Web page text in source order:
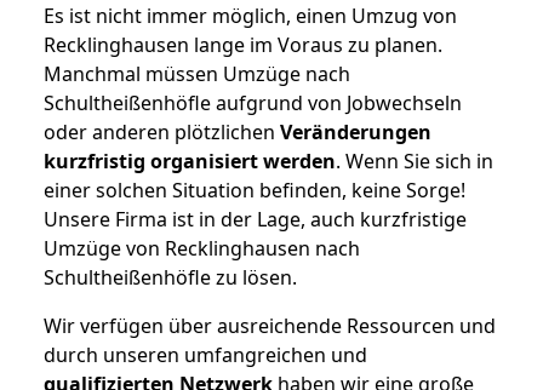
Es ist nicht immer möglich, einen Umzug von
Recklinghausen lange im Voraus zu planen.
Manchmal müssen Umzüge nach
Schultheißenhöfle aufgrund von Jobwechseln
oder anderen plötzlichen Veränderungen
kurzfristig organisiert werden. Wenn Sie sich in
einer solchen Situation befinden, keine Sorge!
Unsere Firma ist in der Lage, auch kurzfristige
Umzüge von Recklinghausen nach
Schultheißenhöfle zu lösen.
Wir verfügen über ausreichende Ressourcen und
durch unseren umfangreichen und
qualifizierten Netzwerk haben wir eine große